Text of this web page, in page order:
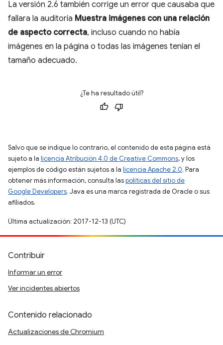
La versión 2.6 también corrige un error que causaba que
fallara la auditoría Muestra imágenes con una relación
de aspecto correcta, incluso cuando no había
imágenes en la página o todas las imágenes tenían el
tamaño adecuado.
¿Te ha resultado útil?
Salvo que se indique lo contrario, el contenido de esta página está
sujeto a la licencia Atribución 4.0 de Creative Commons, y los
ejemplos de código están sujetos a la licencia Apache 2.0. Para
obtener más información, consulta laspolíticas del sitio de
Google Developers. Java es una marca registrada de Oracle o sus
afiliados.
Última actualización: 2017-12-13 (UTC)
Contribuir
Informar un error
Ver incidentes abiertos
Contenido relacionado
Actualizaciones de Chromium